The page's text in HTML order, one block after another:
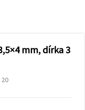
mm, dírka 3
20